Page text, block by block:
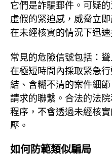
它們是詐騙郵件。可疑
虛假的緊迫感，威脅立
在未經核實的情況下迅速
常見的危險信號包括：
在極短時間內採取緊急
結、含糊不清的案件細
請求的聯繫。合法的法
程序，不會透過未經核
壓。
如何防範類似騙局